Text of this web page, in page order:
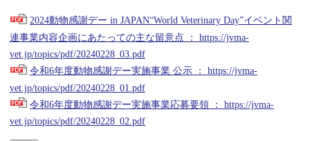
2024動物感謝デー in JAPAN“World Veterinary Day”イベント関
連事業内容企画にあたっての主な留意点 ： https://jvma-
vet.jp/topics/pdf/20240228_03.pdf
令和6年度動物感謝デー実施事業 公示 ： https://jvma-
vet.jp/topics/pdf/20240228_01.pdf
令和6年度動物感謝デー実施事業応募要領 ： https://jvma-
vet.jp/topics/pdf/20240228_02.pdf